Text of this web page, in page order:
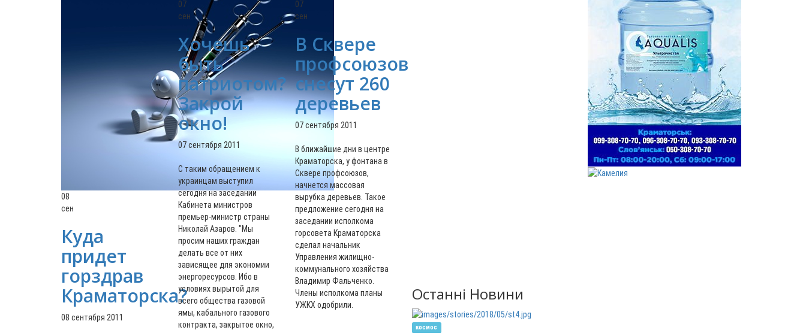
08
сен
Куда
придет
горздрав
Краматорска?
08 сентября 2011
07
сен
Хочешь
быть
патриотом?
Закрой
окно!
07 сентября 2011
С таким обращением к
украинцам выступил
сегодня на заседании
Кабинета министров
премьер-министр страны
Николай Азаров. "Мы
просим наших граждан
делать все от них
зависящее для экономии
энергоресурсов. Ибо в
условиях вырытой для
всего общества газовой
ямы, кабального газового
контракта, закрытое окно,
07
сен
В Сквере
профсоюзов
снесут 260
деревьев
07 сентября 2011
В ближайшие дни в центре
Краматорска, у фонтана в
Сквере профсоюзов,
начнется массовая
вырубка деревьев. Такое
предложение сегодня на
заседании исполкома
горсовета Краматорска
сделал начальник
Управления жилищно-
коммунального хозяйства
Владимир Фальченко.
Члены исполкома планы
УЖКХ одобрили.
Останні Новини
космос